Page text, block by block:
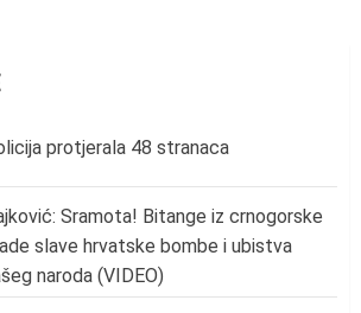
protjerala 48 stranaca
Sramota! Bitange iz crnogorske
slave hrvatske bombe i ubistva
naroda (VIDEO)